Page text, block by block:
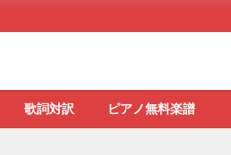
歌詞対訳 ピアノ無料楽譜